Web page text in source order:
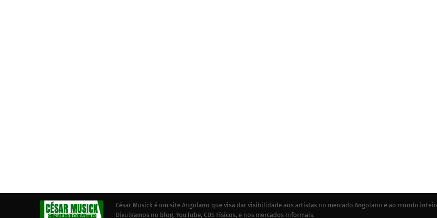
César Musick é um site Angolano que visa dar visibilidade aos artistas no mercado Angolano e ao mundo
Divulgamos no blog, YouTube, CDS Físicos, e nos mercados Informais.